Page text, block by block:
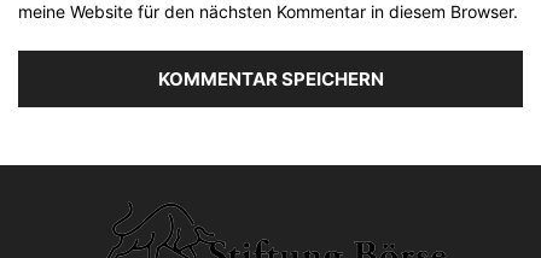
meine Website für den nächsten Kommentar in diesem Browser.